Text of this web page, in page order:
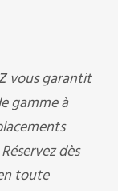
vous garantit
gamme à
dès
toute